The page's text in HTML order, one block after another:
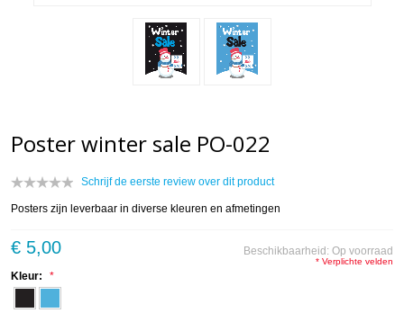
Poster winter sale PO-022
Schrijf de eerste review over dit product
Posters zijn leverbaar in diverse kleuren en afmetingen
Beschikbaarheid: Op voorraad
€ 5,00
Kleur:
* Verplichte velden